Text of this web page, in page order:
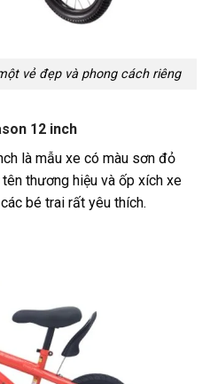
vẻ đẹp và phong cách riêng
12 inch
là mẫu xe có màu sơn đỏ
thương hiệu và ốp xích xe
bé trai rất yêu thích.